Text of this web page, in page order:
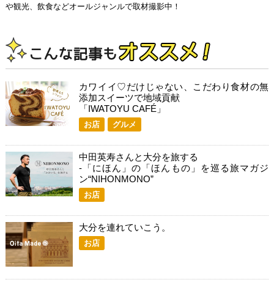
や観光、飲食などオールジャンルで取材撮影中！
カワイイ♡だけじゃない、こだわり食材の無
添加スイーツで地域貢献
「IWATOYU CAFÉ」
お店 グルメ
中田英寿さんと大分を旅する
-「にほん」の「ほんもの」を巡る旅マガジ
ン“NIHONMONO”
お店
大分を連れていこう。
お店